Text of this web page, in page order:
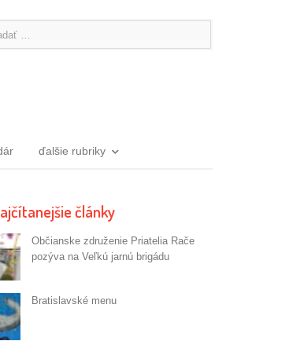
ďalšie rubriky
články
Občianske združenie Priatelia Rače
pozýva na Veľkú jarnú brigádu
Bratislavské menu